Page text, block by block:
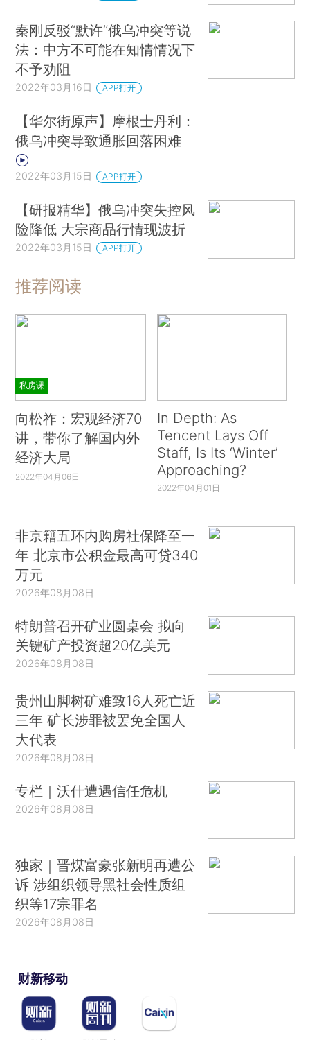
秦刚反驳“默许”俄乌冲突等说
法：中方不可能在知情情况下
不予劝阻
2022年03月16日 APP打开
【华尔街原声】摩根士丹利：
俄乌冲突导致通胀回落困难
2022年03月15日 APP打开
【研报精华】俄乌冲突失控风
险降低 大宗商品行情现波折
2022年03月15日 APP打开
推荐阅读
私房课
向松祚：宏观经济70
讲，带你了解国内外
经济大局
2022年04月06日
In Depth: As
Tencent Lays Off
Staff, Is Its ‘Winter’
Approaching?
2022年04月01日
非京籍五环内购房社保降至一
年 北京市公积金最高可贷340
万元
2026年08月08日
特朗普召开矿业圆桌会 拟向
关键矿产投资超20亿美元
2026年08月08日
贵州山脚树矿难致16人死亡近
三年 矿长涉罪被罢免全国人
大代表
2026年08月08日
专栏｜沃什遭遇信任危机
2026年08月08日
独家｜晋煤富豪张新明再遭公
诉 涉组织领导黑社会性质组
织等17宗罪名
2026年08月08日
财新移动